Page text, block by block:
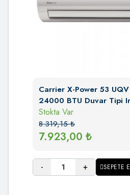
Carrier X-Power 53
24000 BTU Duvar Tipi
Stokta Var
8.319,15₺
7.923,00 ₺
- + SEPETE